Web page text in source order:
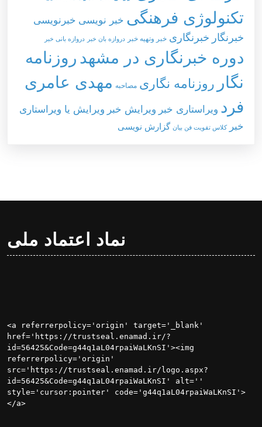
تکنولوژی فرهنگی خبر نویسی خبرنویسی
خبرنگار خبرنگاری خبر وتهيه خبر دروازه بان خبر دروازه بانی خبر
دوره خبرنگاری در مشهد روزنامه
نگار روزنامه نگاری مصاحبه مهدی عامری
فرد ویراستاری خبر ویرایش خبر ویرایش یا ویراستاری
خبر
کلاس تقویت فن بیان گزارش نویسی
نماد اعتماد ملی
<a referrerpolicy='origin' target='_blank'
href='https://trustseal.enamad.ir/?
id=56425&Code=g44q1aL04rpaiWaLKnSI'><img
referrerpolicy='origin'
src='https://trustseal.enamad.ir/logo.aspx?
id=56425&Code=g44q1aL04rpaiWaLKnSI' alt=''
style='cursor:pointer' code='g44q1aL04rpaiWaLKnSI'>
</a>